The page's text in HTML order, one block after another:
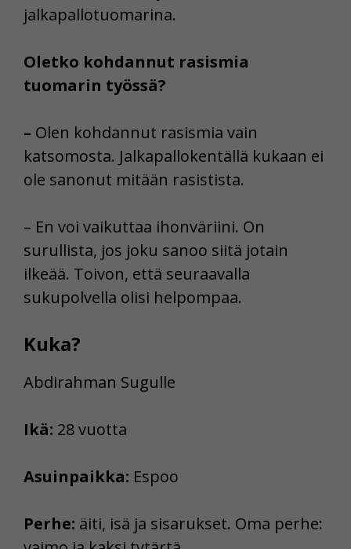
jalkapallotuomarina.
Oletko kohdannut rasismia
tuomarin työssä?
– Olen kohdannut rasismia vain
katsomosta. Jalkapallokentällä kukaan ei
ole sanonut mitään rasistista.
– En voi vaikuttaa ihonväriini. On
surullista, jos joku sanoo siitä jotain
ilkeää. Toivon, että seuraavalla
sukupolvella olisi helpompaa.
Kuka?
Abdirahman Sugulle
Ikä: 28 vuotta
Asuinpaikka: Espoo
Perhe: äiti, isä ja sisarukset. Oma perhe: